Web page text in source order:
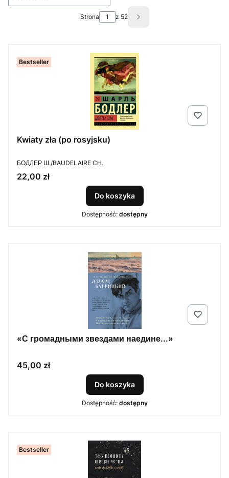
Strona z 52 Następne produkty
Bestseller
Kwiaty zła (po rosyjsku)
PRODUCENT
БОДЛЕР Ш./BAUDELAIRE CH.
Cena
22,00 zł
Do koszyka
Dostępność: dostępny
«С громадными звездами наедине...»
Cena
45,00 zł
Do koszyka
Dostępność: dostępny
Bestseller